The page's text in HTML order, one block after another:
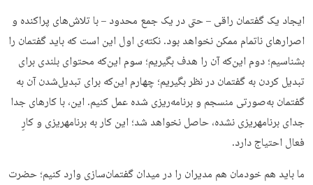
ایجاد یک گفتمان راقی – حتی در یک جمع محدود – با تلاش‌های پراکنده و
اصرارهای ناتمام ممکن نخواهد بود. نکته‌ی اول این است که باید گفتمان را
بشناسیم؛ دوم این‌که آن را هدف بگیریم؛ سوم این‌که محتوای بلندی برای
تبدیل کردن به گفتمان در نظر بگیریم؛ چهارم این‌که برای تبدیل‌شدن آن به
گفتمان به‌صورتی منسجم و برنامه‌ریزی شده عمل کنیم. اين، با كارهاى جدا
جداى برنامه‏ريزى نشده، حاصل نخواهد شد؛ اين كار به برنامه‏ريزى و كارِ
فعال احتياج دارد.
ما باید هم خودمان هم مدیران را در میدان گفتمان‌سازی وارد ‌کنیم؛ حضرت